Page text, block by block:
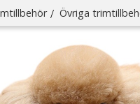
Övriga